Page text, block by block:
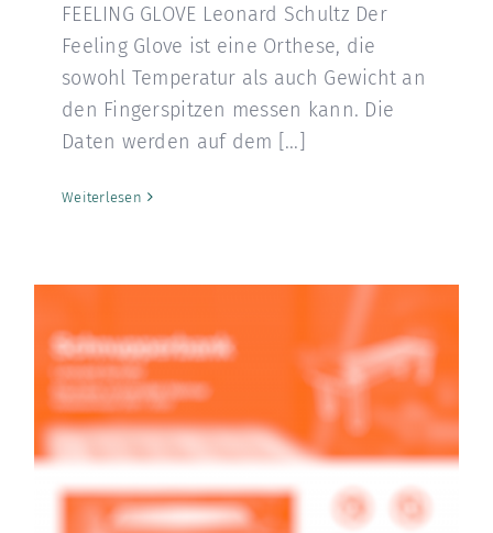
FEELING GLOVE Leonard Schultz Der
Feeling Glove ist eine Orthese, die
sowohl Temperatur als auch Gewicht an
den Fingerspitzen messen kann. Die
Daten werden auf dem [...]
Weiterlesen